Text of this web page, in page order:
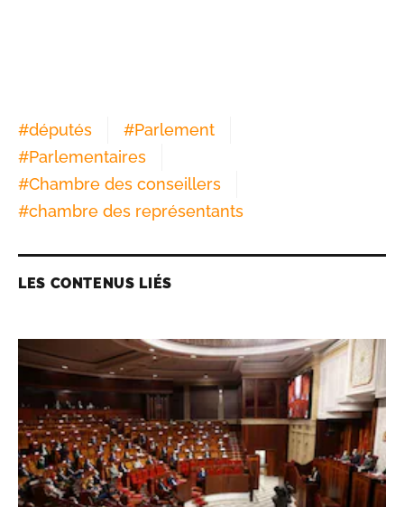
#députés #Parlement
#Parlementaires
#Chambre des conseillers
#chambre des représentants
LES CONTENUS LIÉS